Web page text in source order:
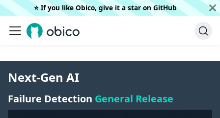
⭐️ If you like Obico, give it a star on GitHub
Next-Gen AI
Failure Detection General Release